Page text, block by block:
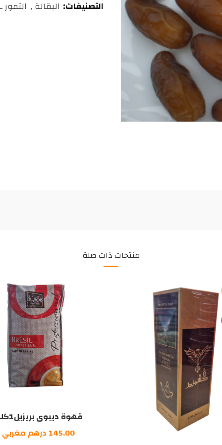
التصنيفات: البقالة,
منتجات ذات صلة
قهوة ديبوى بريزيل1كلغ
145.00 درهم مغربي